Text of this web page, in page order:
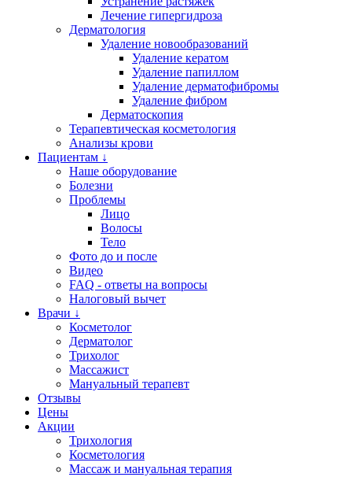
Лечение гипергидроза
Дерматология
Удаление новообразований
Удаление кератом
Удаление папиллом
Удаление дерматофибромы
Удаление фибром
Дерматоскопия
Терапевтическая косметология
Анализы крови
Пациентам ↓
Наше оборудование
Болезни
Проблемы
Лицо
Волосы
Тело
Фото до и после
Видео
FAQ - ответы на вопросы
Налоговый вычет
Врачи ↓
Косметолог
Дерматолог
Трихолог
Массажист
Мануальный терапевт
Отзывы
Цены
Акции
Трихология
Косметология
Массаж и мануальная терапия